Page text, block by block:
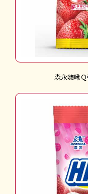
森永嗨啾